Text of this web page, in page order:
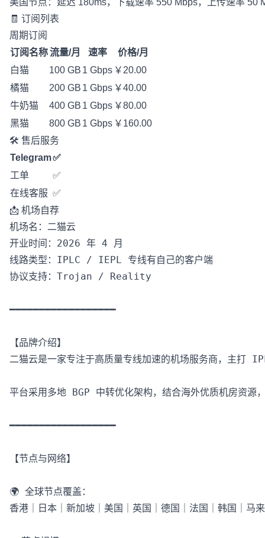
美国节点：延迟 180ms，下载速率 550 Mbps，上传速率 50
🧾 订阅列表
周期订阅
订阅名称流量/月 速率
价格/月
白猫
100 GB 1 Gbps ￥20.00
橘猫
200 GB 1 Gbps ￥40.00
牛奶猫
400 GB 1 Gbps ￥80.00
黑猫
800 GB 1 Gbps ￥160.00
🛠️ 售后服务
Telegram✅
工单
✅
在线客服 ✅
📩 机场自荐
机场名：二猫云
开业时间：2026 年 4 月
线路类型：IPLC / IEPL 专线有自己的客户端
协议支持：Trojan / Reality
━━━━━━━━━━━━━━━━━━
【品牌介绍】
二猫云是一家专注于高质量专线加速的机场服务商，主打
平台采用多地 BGP 中转优化架构，结合海外优质机房资源
━━━━━━━━━━━━━━━━━━
【节点与网络】
🌍 全球节点覆盖：
香港｜日本｜新加坡｜美国｜英国｜德国｜法国｜韩国｜马